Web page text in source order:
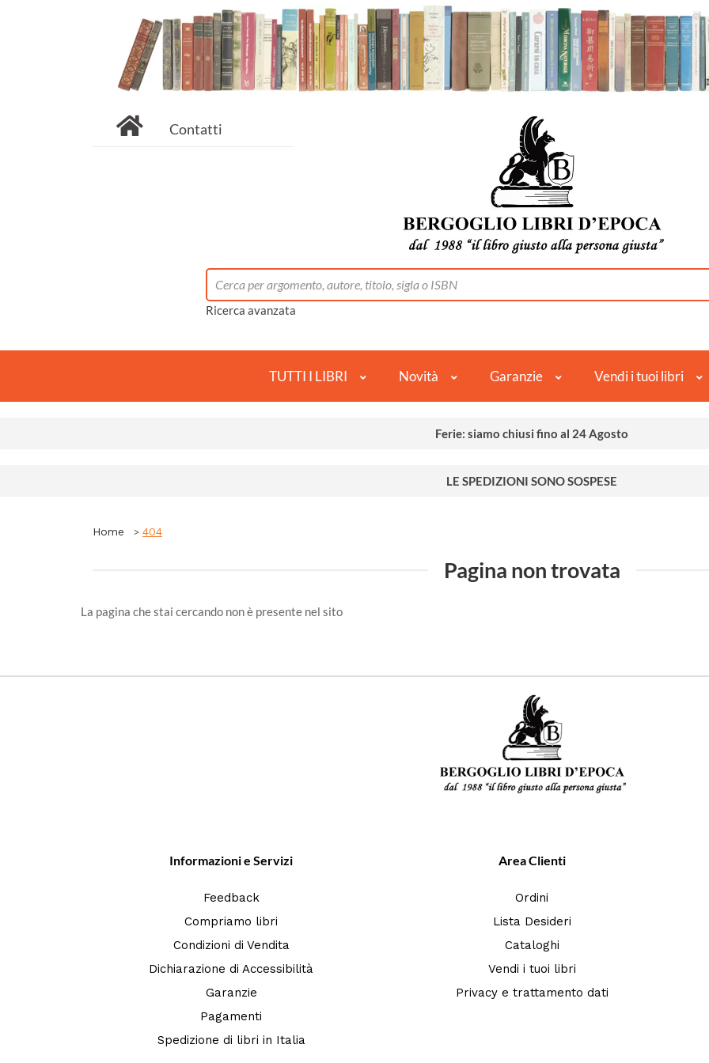
Contatti
Ricerca avanzata
TUTTI I LIBRI Novità Garanzie Vendi i tuoi libri
Ferie: siamo chiusi fino al 24 Agosto
LE SPEDIZIONI SONO SOSPESE
Home 404
Pagina non trovata
La pagina che stai cercando non è presente nel sito
Informazioni e Servizi
Feedback
Compriamo libri
Condizioni di Vendita
Dichiarazione di Accessibilità
Garanzie
Pagamenti
Spedizione di libri in Italia
Area Clienti
Ordini
Lista Desideri
Cataloghi
Vendi i tuoi libri
Privacy e trattamento dati